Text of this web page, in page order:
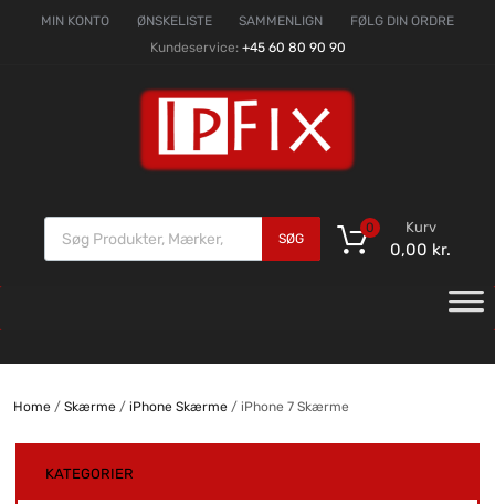
MIN KONTO ØNSKELISTE SAMMENLIGN
FØLG DIN ORDRE
Kundeservice: +45 60 80 90 90
SØG
Kurv
0,00 kr.
0
Home/ Skærme/ iPhone Skærme/ iPhone 7 Skærme
KATEGORIER